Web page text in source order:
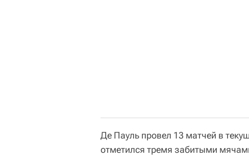
Де Пауль провел 13 матчей в
отметился тремя забитыми